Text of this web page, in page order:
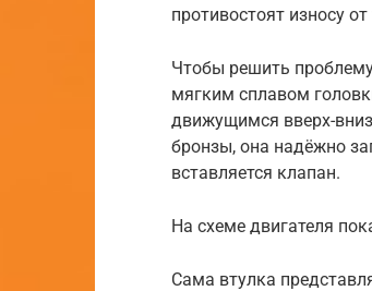
противостоят износу от
Чтобы решить
мягким сплавом
движущимся вверх-
бронзы, она надёжно
вставляется клапан.
На схеме двигателя
Сама втулка